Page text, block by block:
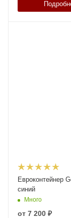
Евроконтейнер
синий
Много
от 7 200 ₽